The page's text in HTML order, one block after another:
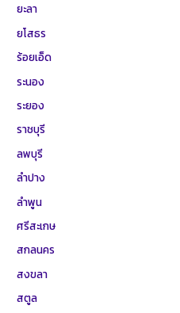
ยะลา
ยโสธร
ร้อยเอ็ด
ระนอง
ระยอง
ราชบุรี
ลพบุรี
ลำปาง
ลำพูน
ศรีสะเกษ
สกลนคร
สงขลา
สตูล